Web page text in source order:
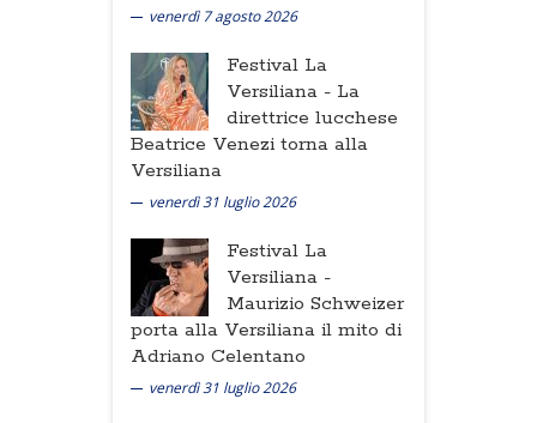
venerdì 7 agosto 2026
Festival La
Versiliana - La
direttrice lucchese
Beatrice Venezi torna alla
Versiliana
venerdì 31 luglio 2026
Festival La
Versiliana -
Maurizio Schweizer
porta alla Versiliana il mito di
Adriano Celentano
venerdì 31 luglio 2026